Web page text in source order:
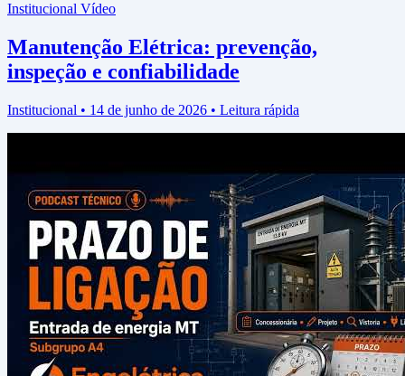
Institucional Vídeo
Manutenção Elétrica: prevenção,
inspeção e confiabilidade
Institucional • 14 de junho de 2026 • Leitura rápida